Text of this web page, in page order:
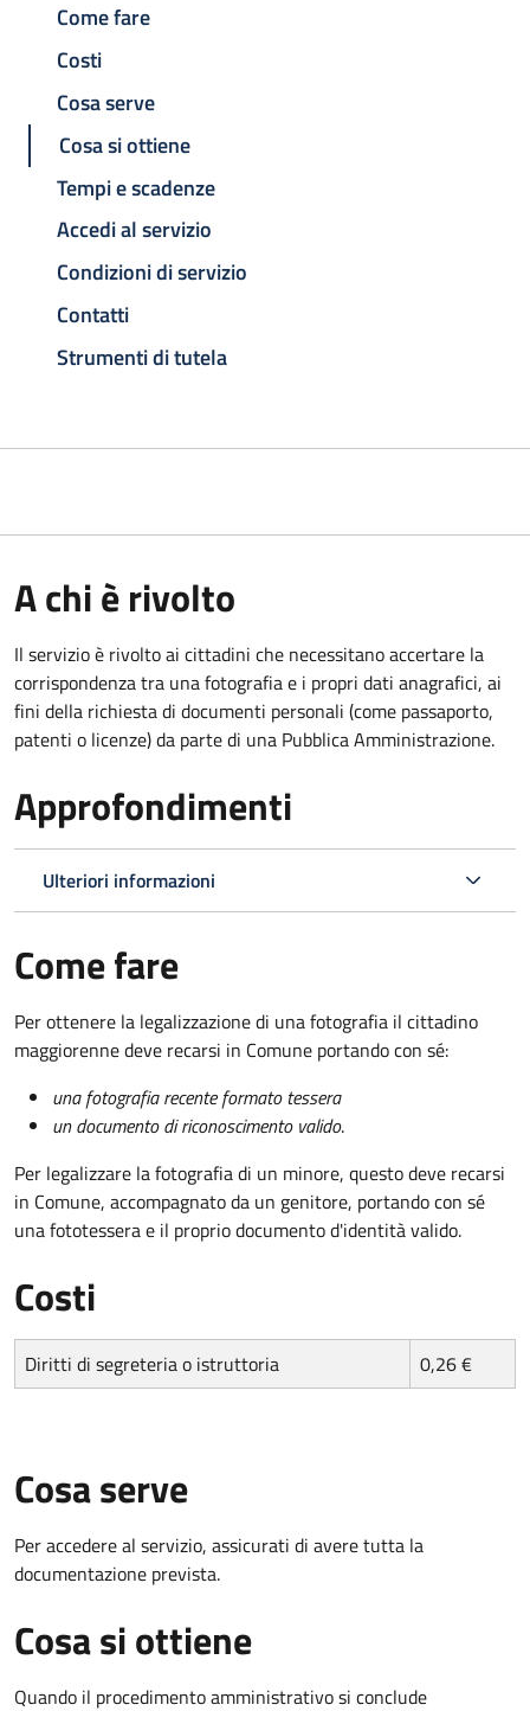
Come fare
Costi
Cosa serve
Cosa si ottiene
Tempi e scadenze
Accedi al servizio
Condizioni di servizio
Contatti
Strumenti di tutela
A chi è rivolto
Il servizio è rivolto ai cittadini che necessitano accertare la
corrispondenza tra una fotografia e i propri dati anagrafici, ai
fini della richiesta di documenti personali (come passaporto,
patenti o licenze) da parte di una Pubblica Amministrazione.
Approfondimenti
Ulteriori informazioni
Come fare
Per ottenere la legalizzazione di una fotografia il cittadino
maggiorenne deve recarsi in Comune portando con sé:
una fotografia recente formato tessera
un documento di riconoscimento valido.
Per legalizzare la fotografia di un minore, questo deve recarsi
in Comune, accompagnato da un genitore, portando con sé
una fototessera e il proprio documento d'identità valido.
Costi
Diritti di segreteria o istruttoria 0,26 €
Cosa serve
Per accedere al servizio, assicurati di avere tutta la
documentazione prevista.
Cosa si ottiene
Quando il procedimento amministrativo si conclude